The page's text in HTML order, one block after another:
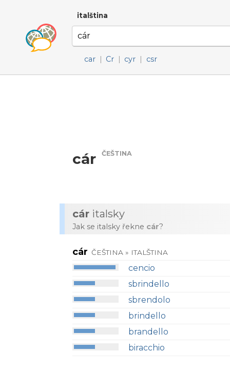
italština
car | Cr | cyr | csr
cár ČEŠTINA
cár italsky
Jak se italsky řekne cár?
cár ČEŠTINA » ITALŠTINA
cencio
sbrindello
sbrendolo
brindello
brandello
biracchio